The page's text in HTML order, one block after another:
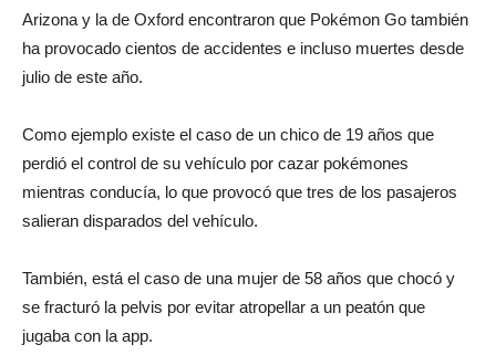
Arizona y la de Oxford encontraron que Pokémon Go también
ha provocado cientos de accidentes e incluso muertes desde
julio de este año.
Como ejemplo existe el caso de un chico de 19 años que
perdió el control de su vehículo por cazar pokémones
mientras conducía, lo que provocó que tres de los pasajeros
salieran disparados del vehículo.
También, está el caso de una mujer de 58 años que chocó y
se fracturó la pelvis por evitar atropellar a un peatón que
jugaba con la app.